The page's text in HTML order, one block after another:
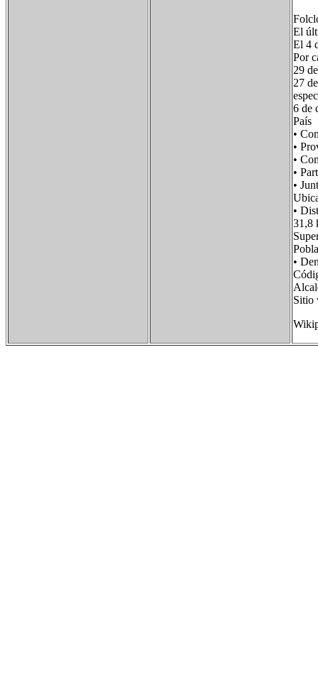
El
El 4
Por
29
27
6 de
País
•
•
•
•
•
•
31,8
•